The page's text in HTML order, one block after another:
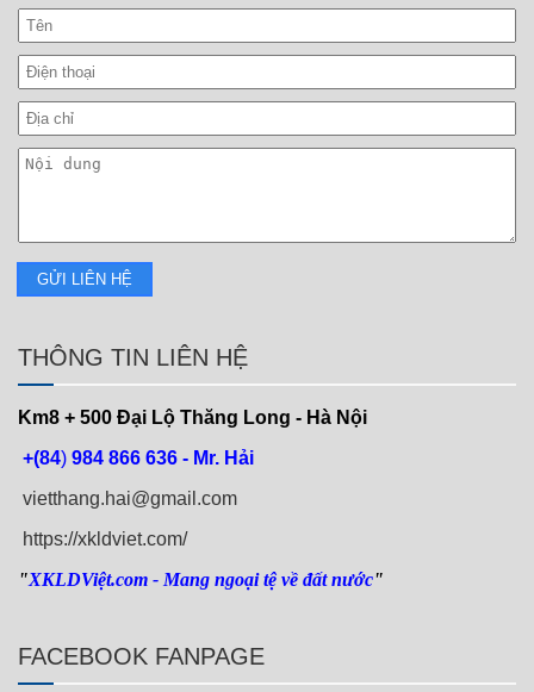
THÔNG TIN LIÊN HỆ
Km8 + 500 Đại Lộ Thăng Long - Hà Nội
+(84) 984 866 636 - Mr. Hải
vietthang.hai@gmail.com
https://xkldviet.com/
"XKLDViệt.com - Mang ngoại tệ về đất nước"
FACEBOOK FANPAGE